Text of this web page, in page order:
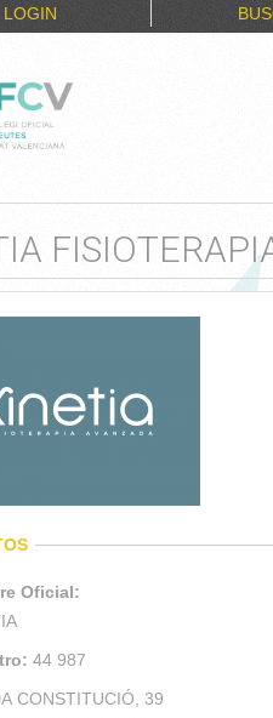
LOGIN
Oficial:
44 987
CONSTITUCIÓ, 39